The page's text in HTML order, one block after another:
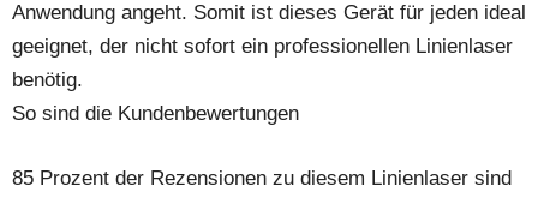
Anwendung angeht. Somit ist dieses Gerät für jeden ideal
geeignet, der nicht sofort ein professionellen Linienlaser
benötig.
So sind die Kundenbewertungen
85 Prozent der Rezensionen zu diesem Linienlaser sind